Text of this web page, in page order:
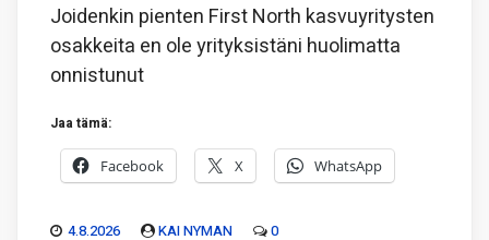
Joidenkin pienten First North kasvuyritysten
osakkeita en ole yrityksistäni huolimatta
onnistunut
Jaa tämä:
Facebook X WhatsApp
4.8.2026 KAI NYMAN 0